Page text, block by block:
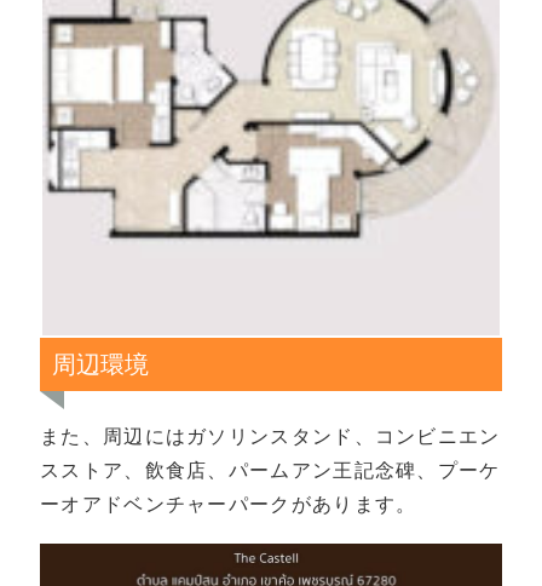
周辺環境
また、周辺にはガソリンスタンド、コンビニエン
スストア、飲食店、パームアン王記念碑、プーケ
ーオアドベンチャーパークがあります。